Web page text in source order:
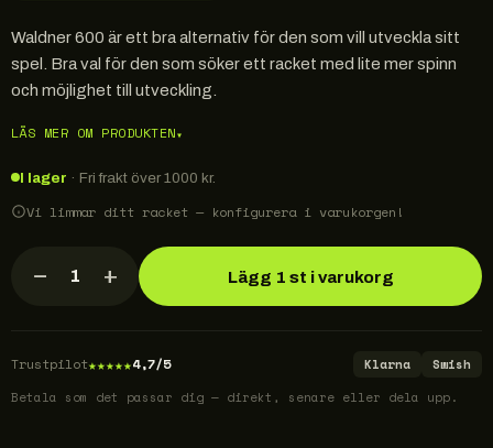
Waldner 600 är ett bra alternativ för den som vill utveckla sitt
spel. Bra val för den som söker ett racket med lite mer spinn
och möjlighet till utveckling.
LÄS MER OM PRODUKTEN▾
I lager · Fri frakt över 1000 kr.
Vi limmar ditt racket — konfigurera i varukorgen!
− 1 + Lägg 1 st i varukorg
Trustpilot★★★★★4,7/5 Klarna
Swish
Betala som det passar dig — direkt, senare eller dela upp.